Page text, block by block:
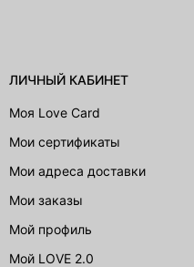
ЛИЧНЫЙ КАБИНЕТ
Моя Love Card
Мои сертификаты
Мои адреса доставки
Мои заказы
Мой профиль
Мой LOVE 2.0